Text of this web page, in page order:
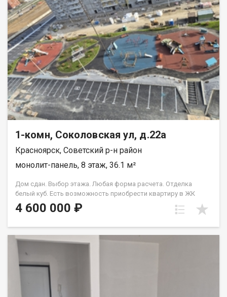
1-комн, Соколовская ул, д.22а
Красноярск, Советский р-н район
монолит-панель, 8 этаж, 36.1 м²
Дом сдан. Выбор этажа. Любая форма расчета. Отделка
белый куб. Есть возможность приобрести квартиру в ЖК
Аринский, под семейную ипотеку сбербанк, со ставкой 4.5 % на
весь срок кредита. Совкомбанк 3.9% на весь срок кредита.
4 600 000 ₽